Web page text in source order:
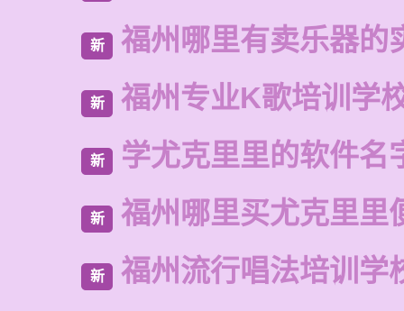
新 福州哪里有卖乐器的
新 福州专业K歌培训学
新 学尤克里里的软件名
新 福州哪里买尤克里里
新 福州流行唱法培训学